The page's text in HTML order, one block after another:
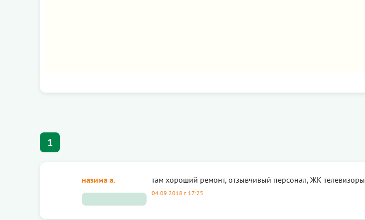
1
назима а. там хороший ремонт, отзывчивый персонал, ЖК телевизоры
04.09.2018 г. 17:25